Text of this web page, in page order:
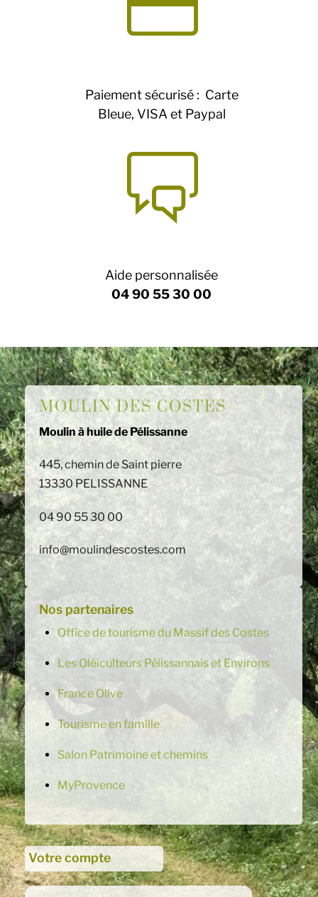
Paiement sécurisé : Carte
Bleue, VISA et Paypal
Aide personnalisée
04 90 55 30 00
MOULIN DES COSTES
Moulin à huile de Pélissanne
445, chemin de Saint pierre
13330 PELISSANNE
04 90 55 30 00
info@moulindescostes.com
Nos partenaires
Office de tourisme du Massif des Costes
Les Oléiculteurs Pélissannais et Environs
France Olive
Tourisme en famille
Salon Patrimoine et chemins
MyProvence
Votre compte